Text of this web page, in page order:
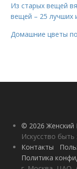
Из старых вещей
вещей – 25 лучших
Домашние цветы
© 2026 Женский
Искусство
Контакты
Политика